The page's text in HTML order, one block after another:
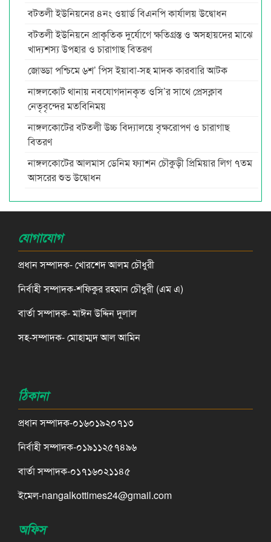
বটতলী ইউনিয়নের ৪নং ওয়ার্ড বিএনপি কার্যালয় উদ্বোধন
বটতলী ইউনিয়নে প্রাকৃতিক দুর্যোগে ক্ষতিগ্রস্ত ও অসহায়দের মাঝে
খাদ্যশস্য উপহার ও চারাগাছ বিতরণ
জোড্ডা পশ্চিমে ৬শ’ পিস ইয়াবা-সহ মাদক কারবারি আটক
নাঙ্গলকোট থানায় নবযোগদানকৃত ওসি’র সাথে প্রেসক্লাব
নেতৃবৃন্দের মতবিনিময়
নাঙ্গলকোটের বটতলী উচ্চ বিদ্যালয়ে বৃক্ষরোপণ ও চারাগাছ
বিতরণ
নাঙ্গলকোটের আলমাস ডেনিম ফ্যাশন চৌকুড়ী প্রিমিয়ার লিগ ৭তম
আসরের শুভ উদ্বোধন
যোগাযোগ
প্রধান সম্পাদক- খোরশেদ আলম চৌধুরী
নির্বাহী সম্পাদক-শফিকুর রহমান চৌধুরী (এম এ)
বার্তা সম্পাদক- মাঈন উদ্দিন দুলাল
সহ-সম্পাদক- মোহাম্মদ আল আমিন
ঠিকানা
প্রধান সম্পাদক-০১৬০১৯২০৭১৩
নির্বাহী সম্পাদক-০১৯১১২৫৭৪৯৬
বার্তা সম্পাদক-০১৭১৬০২১১৪৫
ইমেল-nangalkottimes24@gmail.com
অফিস